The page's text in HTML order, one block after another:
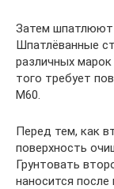
Затем шпатлюют
Шпатлёванные
различных
того требует
М60.
Перед тем, как
поверхность
Грунтовать
наносится после